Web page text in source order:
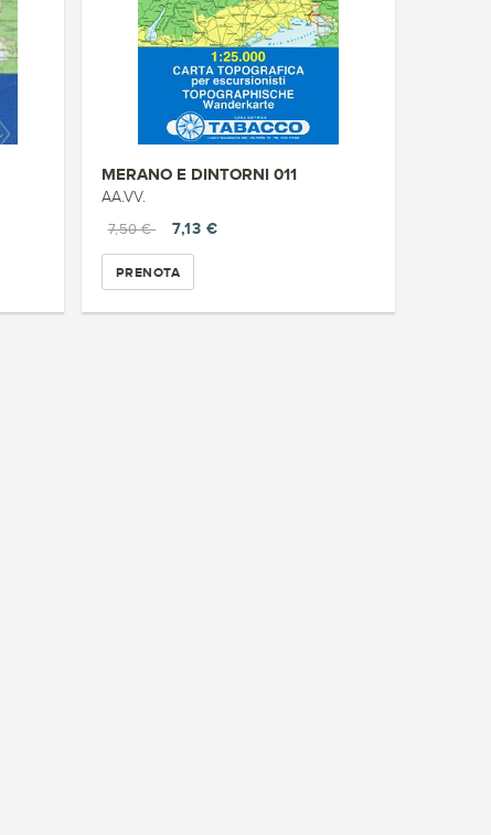
MERANO E DINTORNI 011
AA.VV.
7,50 €
7,13 €
PRENOTA